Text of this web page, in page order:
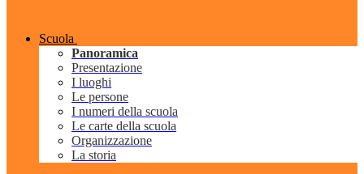
Scuola
Panoramica
Presentazione
I luoghi
Le persone
I numeri della scuola
Le carte della scuola
Organizzazione
La storia